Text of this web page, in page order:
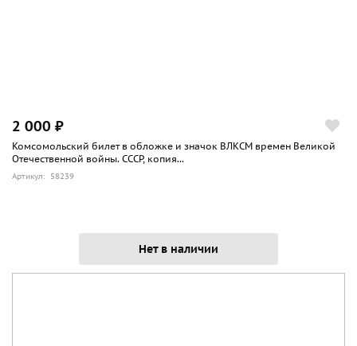
2 000 ₽
Комсомольский билет в обложке и значок ВЛКСМ времен Великой
Отечественной войны. СССР, копия...
Артикул: 58239
Нет в наличии